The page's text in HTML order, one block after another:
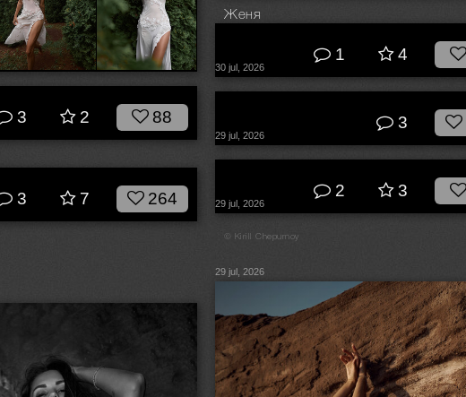
Женя
30 jul, 2026
1 4
3 2 88
29 jul, 2026
3
29 jul, 2026
2 3
© Kirill Chepurnoy
3 7 264
29 jul, 2026